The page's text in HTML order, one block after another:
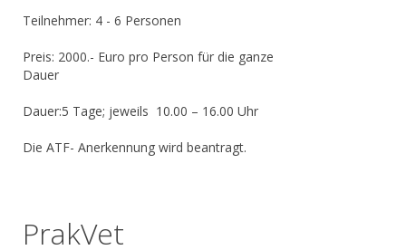
Teilnehmer: 4 - 6 Personen
Preis: 2000.- Euro pro Person für die ganze
Dauer
Dauer:5 Tage; jeweils 10.00 – 16.00 Uhr
Die ATF- Anerkennung wird beantragt.
PrakVet